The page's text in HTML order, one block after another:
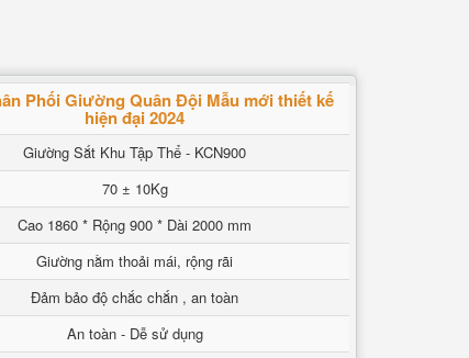
Phối Giường Quân Đội Mẫu mới thiết kế
hiện đại 2024
Giường Sắt Khu Tập Thể - KCN900
70 ± 10Kg
Cao 1860 * Rộng 900 * Dài 2000 mm
Giường nằm thoải mái, rộng rãi
Đảm bảo độ chắc chắn , an toàn
An toàn - Dễ sử dụng